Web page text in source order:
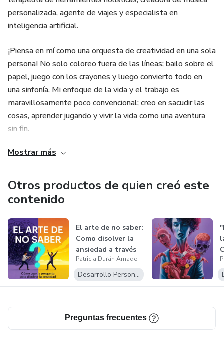
"El éxito sostenible comienza dentro de ti."
🎁 Ideal para traders, inversores, emprendedores y
cualquiera que quiera dejar de reaccionar y empezar a
decidir.
personalizada, agente de viajes y especialista en
inteligencia artificial.
¡Piensa en mí como una orquesta de creatividad en una sola
persona! No solo coloreo fuera de las líneas; bailo sobre el
papel, juego con los crayones y luego convierto todo en
una sinfonía. Mi enfoque de la vida y el trabajo es
maravillosamente poco convencional; creo en sacudir las
cosas, aprender jugando y vivir la vida como una aventura
sin fin.
Así que, si estás buscando a alguien que te ayude a
crecimiento personal o incluso inteligencia artificial — ¡aquí
estoy!
Mostrar más
Otros productos de quien creó este
contenido
El arte de no saber:
Como disolver la
ansiedad a través
de l...
Patricia Durán Amado
Desarrollo Personal
Preguntas frecuentes